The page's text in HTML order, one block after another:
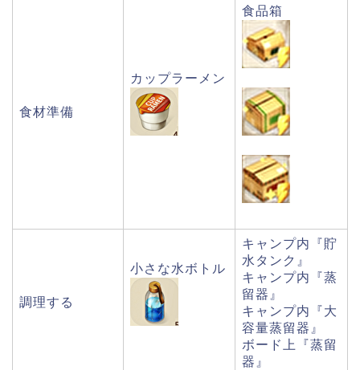
食材準備
カップラーメン
食品箱
調理する
小さな水ボトル
キャンプ内『貯
水タンク』
キャンプ内『蒸
留器』
キャンプ内『大
容量蒸留器』
ボード上『蒸留
器』